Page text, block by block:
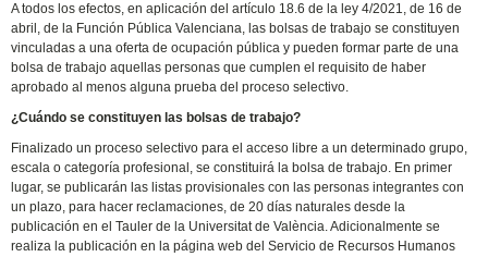
A todos los efectos, en aplicación del artículo 18.6 de la ley 4/2021, de 16 de
abril, de la Función Pública Valenciana, las bolsas de trabajo se constituyen
vinculadas a una oferta de ocupación pública y pueden formar parte de una
bolsa de trabajo aquellas personas que cumplen el requisito de haber
aprobado al menos alguna prueba del proceso selectivo.
¿Cuándo se constituyen las bolsas de trabajo?
Finalizado un proceso selectivo para el acceso libre a un determinado grupo,
escala o categoría profesional, se constituirá la bolsa de trabajo. En primer
lugar, se publicarán las listas provisionales con las personas integrantes con
un plazo, para hacer reclamaciones, de 20 días naturales desde la
publicación en el Tauler de la Universitat de València. Adicionalmente se
realiza la publicación en la página web del Servicio de Recursos Humanos